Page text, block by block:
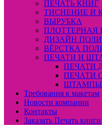
ПЕЧАТЬ КНИГ
ТИСНЕНИЕ И
ВЫРУБКА
ПЛОТТЕРНАЯ
ДИЗАЙН
ВЁРСТКА
ПЕЧАТИ И
ПЕЧАТИ
ПЕЧАТИ
ШТАМПЫ
Требования к макетам
Новости компании
Контакты
Заказать Печать книги